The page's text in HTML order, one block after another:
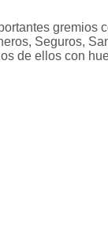
gremios
Seguros,
de ellos con